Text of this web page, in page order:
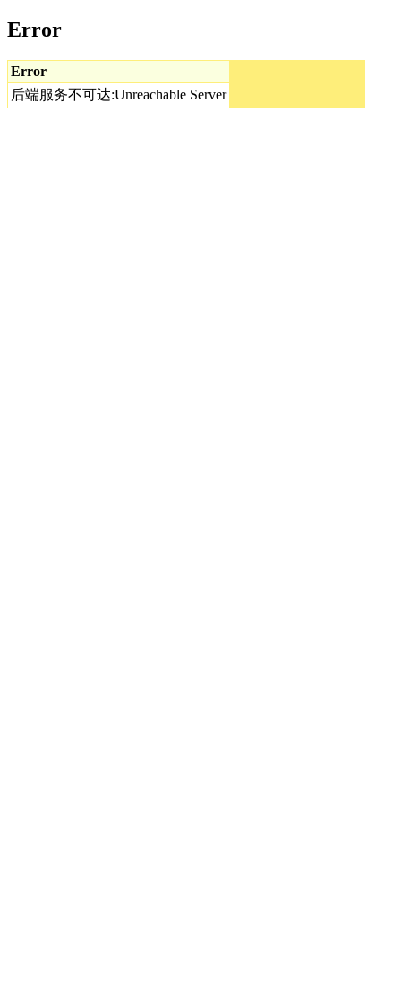
Error
Error
后端服务不可达:Unreachable Server